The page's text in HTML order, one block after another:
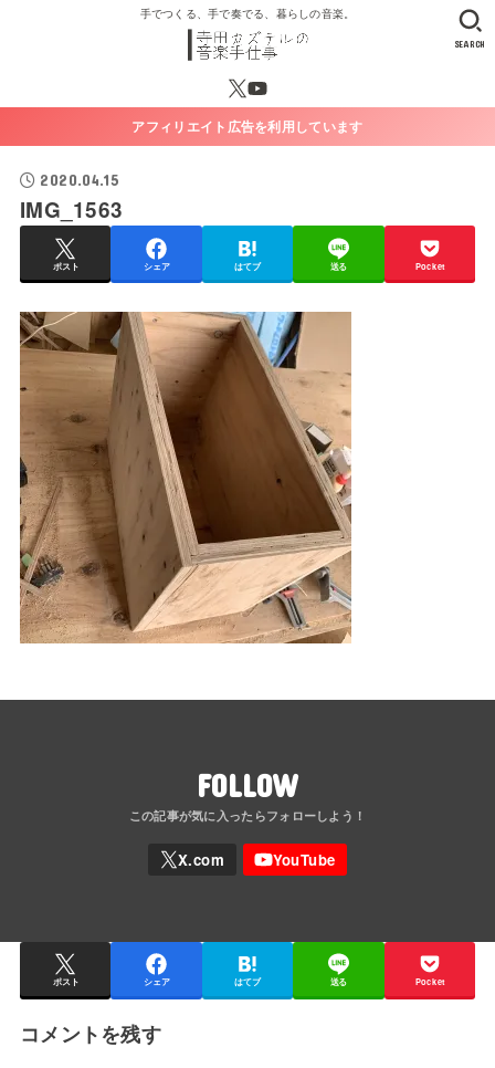
手でつくる、手で奏でる、暮らしの音楽。
SEARCH
アフィリエイト広告を利用しています
2020.04.15
IMG_1563
ポスト シェア はてブ 送る Pocket
FOLLOW
ポスト シェア はてブ 送る Pocket
コメントを残す